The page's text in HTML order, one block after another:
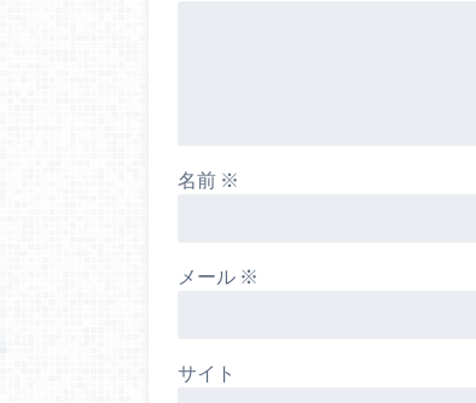
名前 ※
メール ※
サイト